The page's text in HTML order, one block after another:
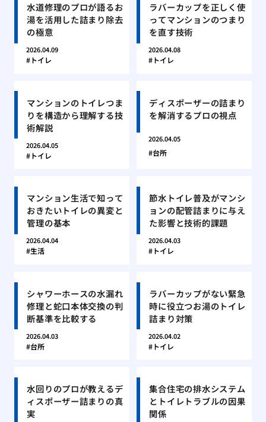
水道修理のプロが語るお
湯を活用した詰まり除去
の極意
2026.04.09
トイレ
ラバーカップを正しく使
ってマンションのつまり
を直す技術
2026.04.08
トイレ
マンションのトイレつま
りを構造から理解する技
術解説
2026.04.05
トイレ
ディスポーザーの詰まり
を解消するプロの視点
2026.04.05
台所
マンション生活で知って
おきたいトイレの異変と
管理の基本
2026.04.04
生活
節水トイレ普及がマンシ
ョンの配管詰まりに与え
た影響と技術的課題
2026.04.03
トイレ
シャワーホースの水漏れ
修理と蛇口本体交換の判
断基準を比較する
2026.04.03
台所
ラバーカップがない緊急
時に役立つお湯のトイレ
詰まり対策
2026.04.02
トイレ
水回りのプロが教えるデ
ィスポーザー詰まりの真
実
集合住宅の排水システム
とトイレトラブルの因果
関係